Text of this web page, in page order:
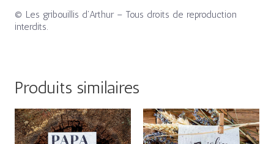
© Les gribouillis d’Arthur – Tous droits de reproduction
interdits.
Produits similaires